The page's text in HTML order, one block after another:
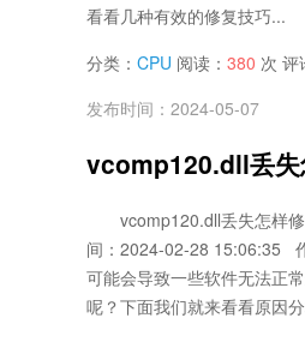
看看几种有效的修复技巧...
分类： CPU 阅读： 380 次 评
发布时间：2024-05-07
vcomp120.dll丢失
vcomp120.dll丢失怎样
间：2024-02-28 15:06:35
可能会导致一些软件无法正
呢？下面我们就来看看原因